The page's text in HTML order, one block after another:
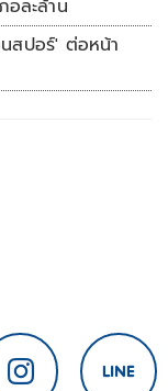
ละล้าน
สปอร์' ต่อหน้า